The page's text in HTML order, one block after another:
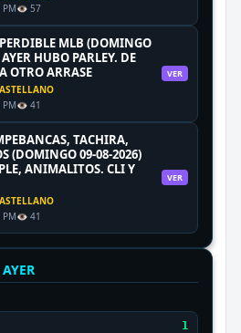
👁️ 57
MLB (DOMINGO
HUBO PARLEY. DE
OTRO ARRASE
👁️ 41
VER
TACHIRA,
(DOMINGO 09-08-2026)
ANIMALITOS. CLI Y
👁️ 41
VER
1